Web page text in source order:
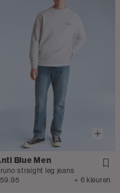
Blue Men
straight leg jeans
+ 6 kleuren